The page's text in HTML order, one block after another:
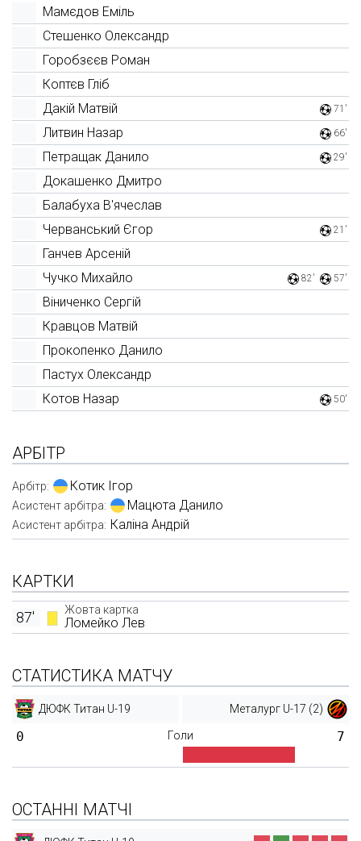
Мамєдов Еміль
Стешенко Олександр
Горобзєєв Роман
Коптєв Гліб
Дакій Матвій
71'
Литвин Назар 66'
Петращак Данило 29'
Докашенко Дмитро
Балабуха В'ячеслав
Черванський Єгор
21'
Ганчев Арсеній
Чучко Михайло
82' 57'
Віниченко Сергій
Кравцов Матвій
Прокопенко Данило
Пастух Олександр
Котов Назар
50'
АРБІТР
Арбітр: Котик Ігор
Асистент арбітра: Мацюта Данило
Асистент арбітра: Каліна Андрій
КАРТКИ
Жовта картка
Ломейко Лев
87'
СТАТИСТИКА МАТЧУ
ДЮФК Титан U-19 Металург U-17 (2)
0 Голи 7
ОСТАННІ МАТЧІ